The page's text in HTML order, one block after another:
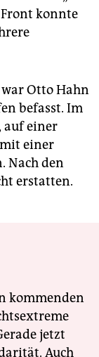
konnte
Otto Hahn
befasst. Im
auf einer
einer
Nach den
erstatten.
kommenden
jetzt
Auch